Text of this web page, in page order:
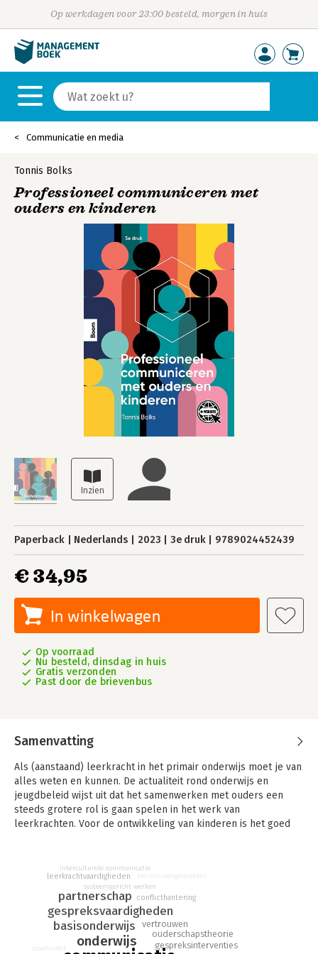
Op werkdagen voor 23:00 besteld, morgen in huis
Communicatie en media
Tonnis Bolks
Professioneel communiceren met
ouders en kinderen
Paperback Nederlands 2023 3e druk 9789024452439
€ 34,95
In winkelwagen
Op voorraad
Nu besteld, dinsdag in huis
Gratis verzonden
Past door de brievenbus
Samenvatting
Als (aanstaand) leerkracht in het primair onderwijs moet je van
alles weten en kunnen. De actualiteit rond onderwijs en
jeugdbeleid wijst uit dat het samenwerken met ouders een
steeds grotere rol is gaan spelen in het werk van
leerkrachten. Voor de ontwikkeling van kinderen is het goed
stimuleren?
In dit boek wordt de competentie 'communiceren met ouders'
uitgewerkt. De theorie wordt in de eerste hoofdstukken
duidelijk uiteengezet, waarbij de onderwerpen 'school en
ouders', 'communiceren' en 'gesprekken met ouders (en hun
kinderen)' behandeld worden. Uitgebreid wordt ingegaan op de
onderwijs
basisonderwijs
gespreksvaardigheden
partnerschap
vertrouwen
ouderschapstheorie
gespreksinterventies
systeemgericht werken
conflicthantering
leerkrachtvaardigheden
interculturele communicatie
tienminutengesprekken
assertiviteit